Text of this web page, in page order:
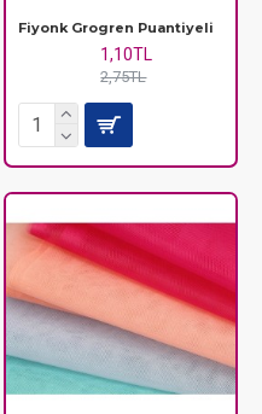
Fiyonk Grogren Puantiyeli
1,10TL
2,75TL